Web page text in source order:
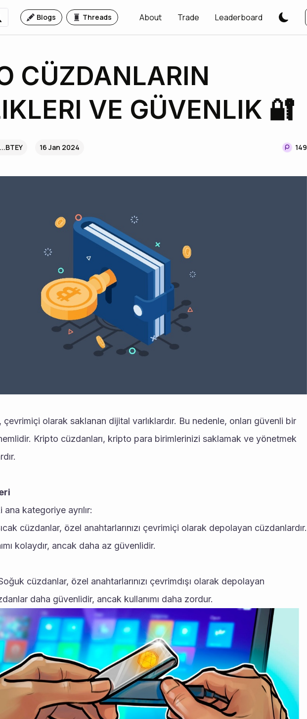
Blogs Threads About Trade Leaderboard
CÜZDANLARIN
VE GÜVENLIK 🔐
16 Jan 2024 149
olarak saklanan dijital varlıklardır. Bu nedenle, onları güvenli bir
Kripto cüzdanları, kripto para birimlerinizi saklamak ve yönetmek
kategoriye ayrılır:
cüzdanlar, özel anahtarlarınızı çevrimiçi olarak depolayan cüzdanlardır.
kolaydır, ancak daha az güvenlidir.
cüzdanlar, özel anahtarlarınızı çevrimdışı olarak depolayan
daha güvenlidir, ancak kullanımı daha zordur.